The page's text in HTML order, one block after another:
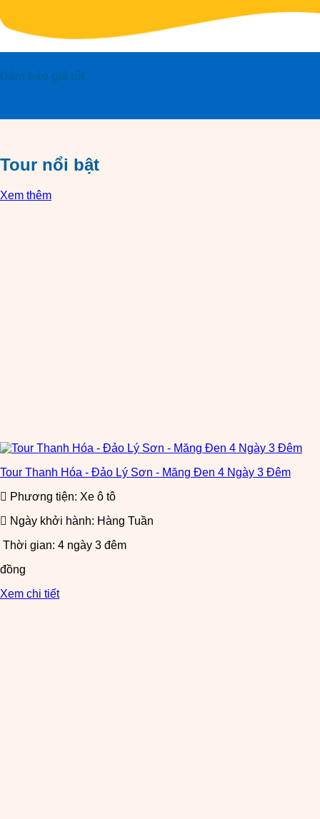
Đảm bảo giá tốt
Tour nổi bật
Xem thêm
Tour Thanh Hóa - Đảo Lý Sơn - Măng Đen 4 Ngày 3 Đêm
Phương tiện: Xe ô tô
Ngày khởi hành: Hàng Tuần
Thời gian: 4 ngày 3 đêm
đồng
Xem chi tiết